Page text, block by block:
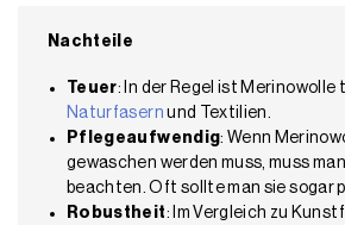
Nachteile
Teuer: In der Regel ist Merinowolle
Naturfasern und Textilien.
Pflegeaufwendig: Wenn
gewaschen werden muss, muss
beachten. Oft sollte man sie sogar
Robustheit: Im Vergleich zu